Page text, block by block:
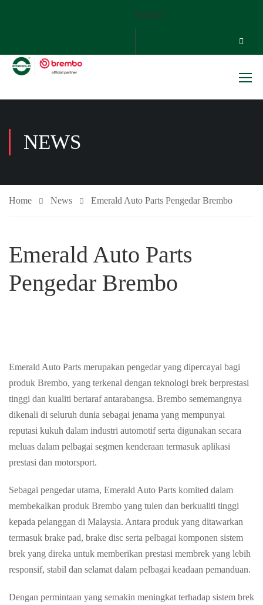
Search
NEWS
Home News Emerald Auto Parts Pengedar Brembo
Emerald Auto Parts
Pengedar Brembo
Emerald Auto Parts merupakan pengedar yang dipercayai bagi
produk Brembo, yang terkenal dengan teknologi brek berprestasi
tinggi dan kualiti bertaraf antarabangsa. Brembo sememangnya
dikenali di seluruh dunia sebagai jenama yang mempunyai
reputasi kukuh dalam industri automotif serta digunakan secara
meluas dalam pelbagai segmen kenderaan termasuk aplikasi
prestasi dan motorsport.
Sebagai pengedar utama, Emerald Auto Parts komited dalam
membekalkan produk Brembo yang tulen dan berkualiti tinggi
kepada pelanggan di Malaysia. Antara produk yang ditawarkan
termasuk brake pad, brake disc serta pelbagai komponen sistem
brek yang direka untuk memberikan prestasi membrek yang lebih
responsif, stabil dan selamat dalam pelbagai keadaan pemanduan.
Dengan permintaan yang semakin meningkat terhadap sistem brek